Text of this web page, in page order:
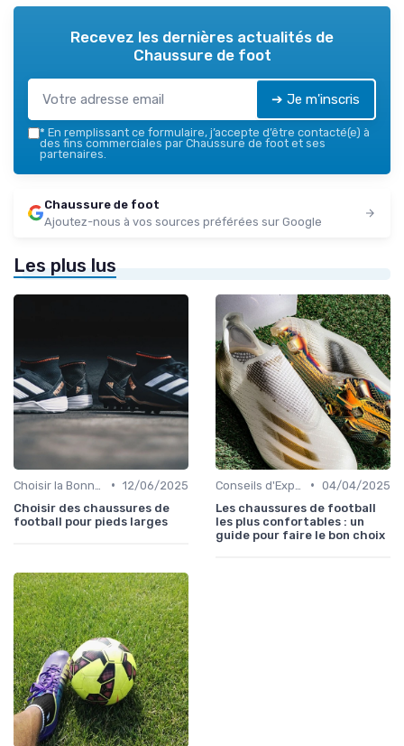
Recevez les dernières actualités de
Chaussure de foot
➔ Je m'inscris
* En remplissant ce formulaire, j’accepte d’être contacté(e) à
des fins commerciales par Chaussure de foot et ses
partenaires.
Chaussure de foot
Ajoutez-nous à vos sources préférées sur Google
Les plus lus
• 12/06/2025
Choisir des chaussures de
football pour pieds larges
• 04/04/2025
Les chaussures de football
les plus confortables : un
guide pour faire le bon choix